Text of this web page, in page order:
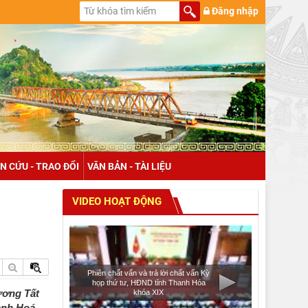
Đăng nhập
CỨU - TRAO ĐỔI VĂN BẢN - TÀI LIỆU
Tất
VIDEO HOẠT ĐỘNG
Phiên chất vấn và trả lời chất vấn Kỳ
họp thứ tư, HĐND tỉnh Thanh Hóa
khóa XIX